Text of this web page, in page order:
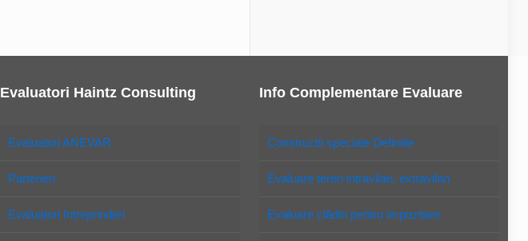
Evaluatori Haintz Consulting
Evaluatori ANEVAR
Parteneri
Evaluatori Intreprinderi
Info Complementare Evaluare
Constructii speciale Definitie
Evaluare teren intravilan, extravilan
Evaluare clădiri pentru impozitare